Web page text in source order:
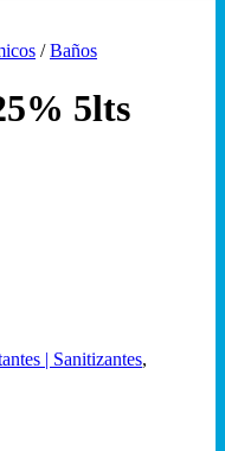
/ Baños
5lts
| Sanitizantes,